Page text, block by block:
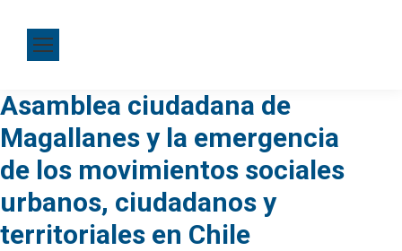
Asamblea ciudadana de
Magallanes y la emergencia
de los movimientos sociales
urbanos, ciudadanos y
territoriales en Chile